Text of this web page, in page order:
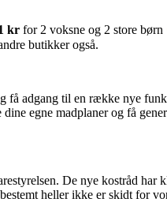
kr for 2 voksne og 2 store børn
butikker også.
få adgang til en række nye
egne madplaner og få
De nye kostråd har
heller ikke er skidt for